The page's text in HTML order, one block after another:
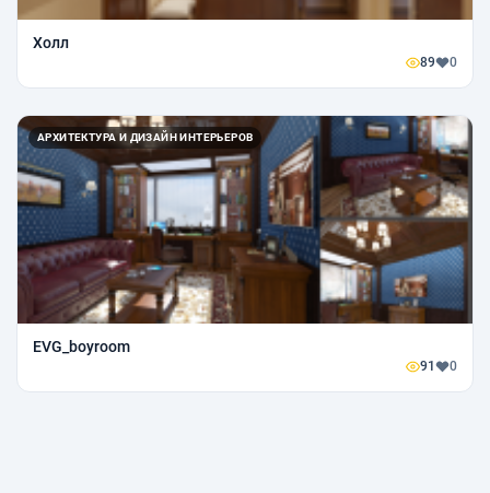
Холл
89 0
АРХИТЕКТУРА И ДИЗАЙН ИНТЕРЬЕРОВ
EVG_boyroom
91 0